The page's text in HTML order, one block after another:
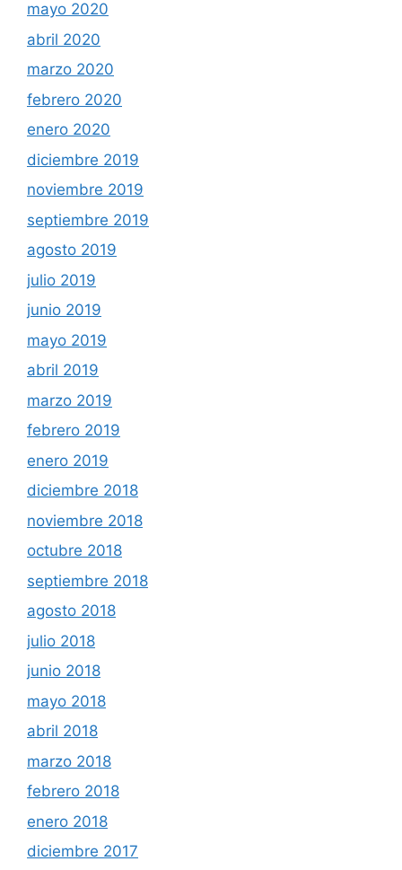
mayo 2020
abril 2020
marzo 2020
febrero 2020
enero 2020
diciembre 2019
noviembre 2019
septiembre 2019
agosto 2019
julio 2019
junio 2019
mayo 2019
abril 2019
marzo 2019
febrero 2019
enero 2019
diciembre 2018
noviembre 2018
octubre 2018
septiembre 2018
agosto 2018
julio 2018
junio 2018
mayo 2018
abril 2018
marzo 2018
febrero 2018
enero 2018
diciembre 2017